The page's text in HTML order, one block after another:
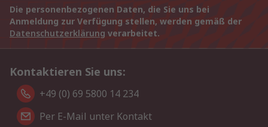
Die personenbezogenen Daten, die Sie uns bei
Anmeldung zur Verfügung stellen, werden gemäß der
Datenschutzerklärung verarbeitet.
Kontaktieren Sie uns:
+49 (0) 69 5800 14 234
Per E-Mail unter Kontakt